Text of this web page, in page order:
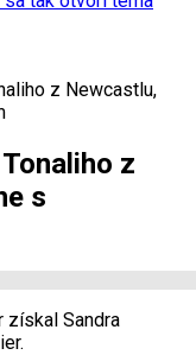
z Newcastlu,
z
s
získal Sandra